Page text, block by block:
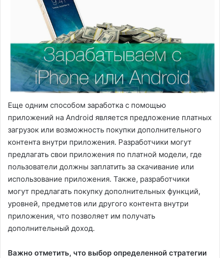
Еще одним способом заработка с помощью
приложений на Android является предложение платных
загрузок или возможность покупки дополнительного
контента внутри приложения. Разработчики могут
предлагать свои приложения по платной модели, где
пользователи должны заплатить за скачивание или
использование приложения. Также, разработчики
могут предлагать покупку дополнительных функций,
уровней, предметов или другого контента внутри
приложения, что позволяет им получать
дополнительный доход.
Важно отметить, что выбор определенной стратегии